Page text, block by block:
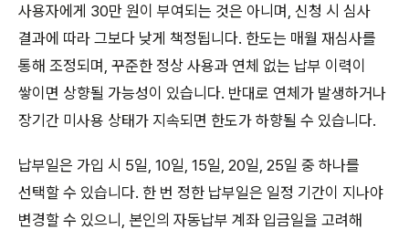
사용자에게 30만 원이 부여되는 것은 아니며, 신청 시 심사
결과에 따라 그보다 낮게 책정됩니다. 한도는 매월 재심사를
통해 조정되며, 꾸준한 정상 사용과 연체 없는 납부 이력이
쌓이면 상향될 가능성이 있습니다. 반대로 연체가 발생하거나
장기간 미사용 상태가 지속되면 한도가 하향될 수 있습니다.
납부일은 가입 시 5일, 10일, 15일, 20일, 25일 중 하나를
선택할 수 있습니다. 한 번 정한 납부일은 일정 기간이 지나야
변경할 수 있으니, 본인의 자동납부 계좌 입금일을 고려해